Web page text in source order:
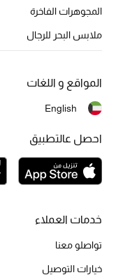
أبرز المصممين
تسوقوا الأحذية
المجوهرات الفاخرة
ملابس البحر للرجال
خدمات العملاء
تواصلو معنا
خيارات التوصيل
المواقع و اللغات
English
احصل عالتطبيق